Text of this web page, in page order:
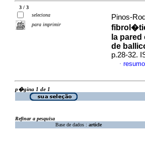
3 / 3
seleciona
para imprimir
Pinos-
la
de
p.28-32.
·
p�gina 1 de 1
Refinar a pesquisa
Base de dados : article